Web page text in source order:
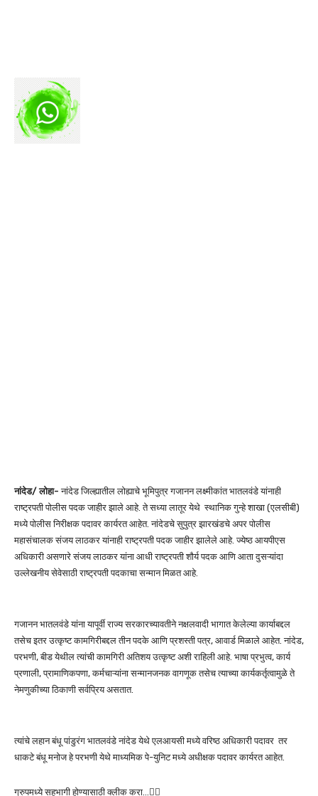
नांदेड/ लोहा- नांदेड जिल्ह्यातील लोह्याचे भूमिपुत्र गजानन लक्ष्मीकांत भातलवंडे यांनाही
राष्ट्रपती पोलीस पदक जाहीर झाले आहे. ते सध्या लातूर येथे स्थानिक गुन्हे शाखा (एलसीबी)
मध्ये पोलीस निरीक्षक पदावर कार्यरत आहेत. नांदेडचे सुपुत्र झारखंडचे अपर पोलीस
महासंचालक संजय लाठकर यांनाही राष्ट्रपती पदक जाहीर झालेले आहे. ज्येष्ठ आयपीएस
अधिकारी असणारे संजय लाठकर यांना आधी राष्ट्रपती शौर्य पदक आणि आता दुसऱ्यांदा
उल्लेखनीय सेवेसाठी राष्ट्रपती पदकाचा सन्मान मिळत आहे.
गजानन भातलवंडे यांना यापूर्वी राज्य सरकारच्यावतीने नक्षलवादी भागात केलेल्या कार्याबद्दल
तसेच इतर उत्कृष्ट कामगिरीबद्दल तीन पदके आणि प्रशस्ती पत्र, आवार्ड मिळाले आहेत. नांदेड,
परभणी, बीड येथील त्यांची कामगिरी अतिशय उत्कृष्ट अशी राहिली आहे. भाषा प्रभुत्व, कार्य
प्रणाली, प्रामाणिकपणा, कर्मचाऱ्यांना सन्मानजनक वागणूक तसेच त्याच्या कार्यकर्तृत्वामुळे ते
नेमणुकीच्या ठिकाणी सर्वप्रिय असतात.
त्यांचे लहान बंधू पांडुरंग भातलवंडे नांदेड येथे एलआयसी मध्ये वरिष्ठ अधिकारी पदावर तर
धाकटे बंधू मनोज हे परभणी येथे माध्यमिक पे-युनिट मध्ये अधीक्षक पदावर कार्यरत आहेत.
ग्रुपमध्ये सहभागी होण्यासाठी क्लीक करा…👆🏻